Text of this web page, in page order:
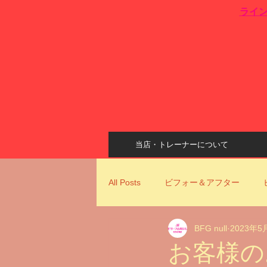
ライ
当店・トレーナーについて
All Posts ビフォー＆アフター
ビリーフ古川ジム
お客様
BFG null 2023年5